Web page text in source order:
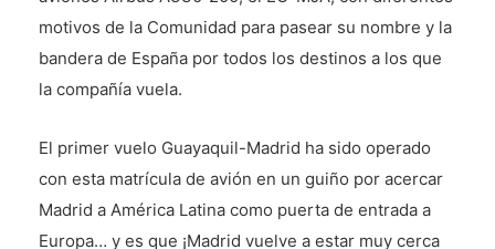
motivos de la Comunidad para pasear su nombre y la
bandera de España por todos los destinos a los que
la compañía vuela.
El primer vuelo Guayaquil-Madrid ha sido operado
con esta matrícula de avión en un guiño por acercar
Madrid a América Latina como puerta de entrada a
Europa… y es que ¡Madrid vuelve a estar muy cerca